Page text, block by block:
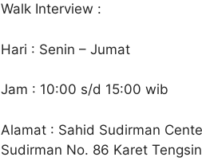
Walk Interview :
Hari : Senin – Jumat
Jam : 10:00 s/d 15:00 wib
Alamat : Sahid Sudirman
Sudirman No. 86 Karet